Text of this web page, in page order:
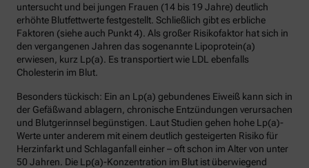
untersucht und bei jungen Frauen (14 bis 19 Jahre) deutlich
erhöhte Blutfettwerte festgestellt. Schließlich gibt es erbliche
Faktoren (siehe auch Punkt 4). Als großer Risikofaktor hat sich in
den vergangenen Jahren das sogenannte Lipoprotein(a)
erwiesen, kurz Lp(a). Es transportiert wie LDL ebenfalls
Cholesterin im Blut.
Besonders tückisch: Ein an Lp(a) gebundenes Eiweiß kann sich in
der Gefäßwand ablagern, chronische Entzündungen verursachen
und Blutgerinnsel begünstigen. Laut Studien gehen hohe Lp(a)-
Werte unter anderem mit einem deutlich gesteigerten Risiko für
Herzinfarkt und Schlaganfall einher – oft schon im Alter von unter
50 Jahren. Die Lp(a)-Konzentration im Blut ist überwiegend